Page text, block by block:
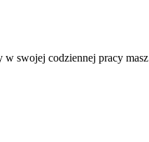
codziennej pracy